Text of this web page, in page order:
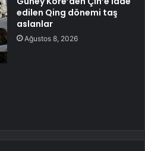
edilen Qing dönemi taş
aslanlar
Ağustos 8, 2026